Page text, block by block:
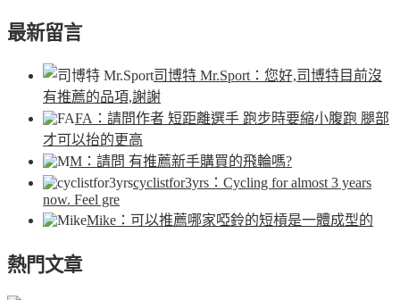
最新留言
司博特 Mr.Sport ：您好,司博特目前沒
有推薦的品項,謝謝
FA ：請問作者 短距離選手 跑步時要縮小腹跑 腿部
才可以抬的更高
M ：請問 有推薦新手購買的飛輪嗎?
cyclistfor3yrs ：Cycling for almost 3 years
now. Feel gre
Mike ：可以推薦哪家啞鈴的短槓是一體成型的
熱門文章